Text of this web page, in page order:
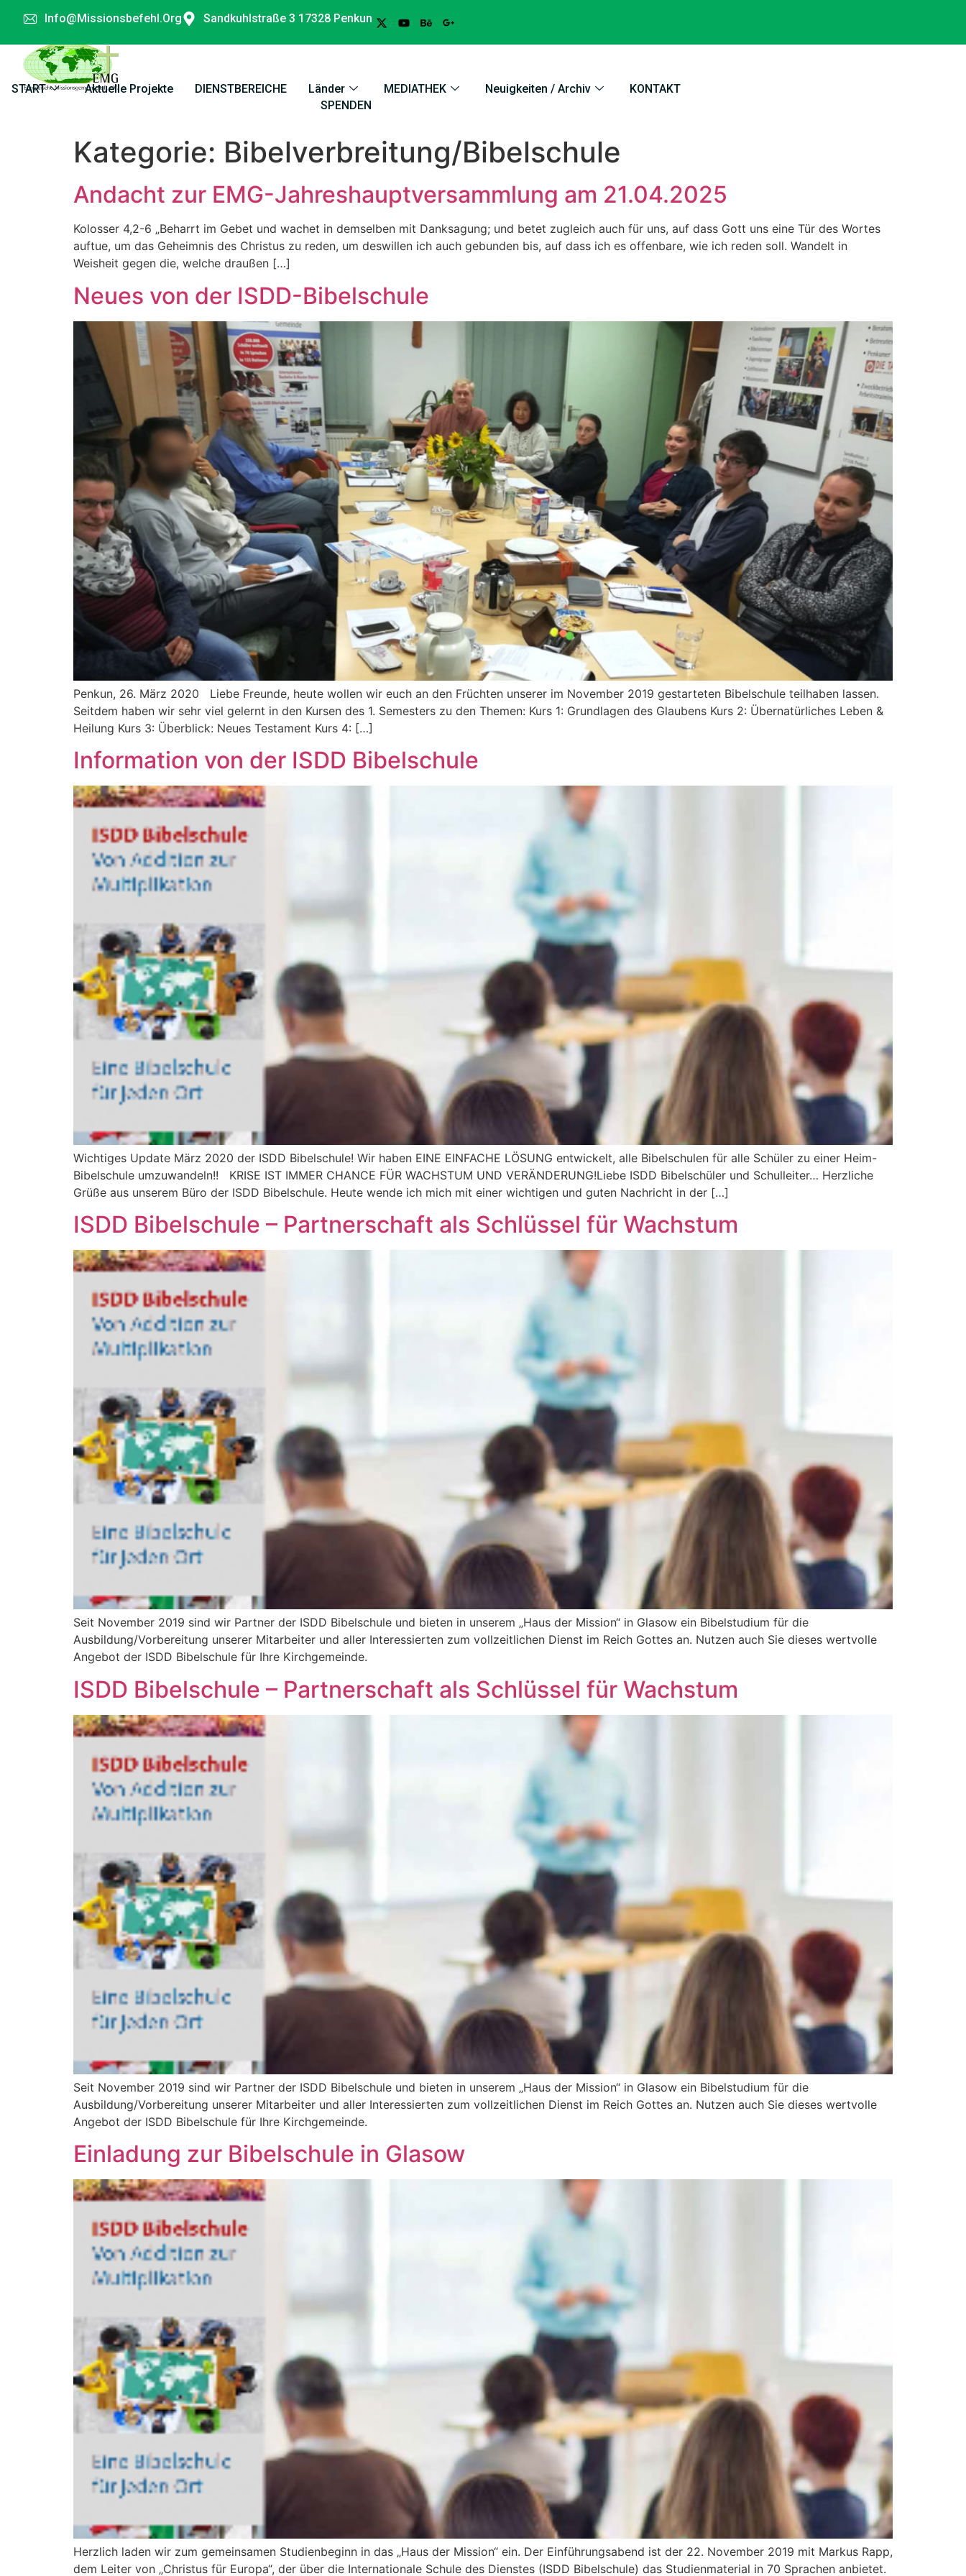
Info@missionsbefehl.org Sandkuhlstraße 3 17328 Penkun
START Aktuelle Projekte DIENSTBEREICHE Länder MEDIATHEK Neuigkeiten / Archiv
KONTAKT
SPENDEN
Kategorie: Bibelverbreitung/Bibelschule
Andacht zur EMG-Jahreshauptversammlung am 21.04.2025
Kolosser 4,2-6 „Beharrt im Gebet und wachet in demselben mit Danksagung; und betet zugleich auch für uns, auf dass Gott uns eine Tür des Wortes
auftue, um das Geheimnis des Christus zu reden, um deswillen ich auch gebunden bis, auf dass ich es offenbare, wie ich reden soll. Wandelt in
Weisheit gegen die, welche draußen […]
Neues von der ISDD-Bibelschule
Penkun, 26. März 2020 Liebe Freunde, heute wollen wir euch an den Früchten unserer im November 2019 gestarteten Bibelschule teilhaben lassen.
Seitdem haben wir sehr viel gelernt in den Kursen des 1. Semesters zu den Themen: Kurs 1: Grundlagen des Glaubens Kurs 2: Übernatürliches Leben &
Heilung Kurs 3: Überblick: Neues Testament Kurs 4: […]
Information von der ISDD Bibelschule
Wichtiges Update März 2020 der ISDD Bibelschule! Wir haben EINE EINFACHE LÖSUNG entwickelt, alle Bibelschulen für alle Schüler zu einer Heim-
Bibelschule umzuwandeln!! KRISE IST IMMER CHANCE FÜR WACHSTUM UND VERÄNDERUNG!Liebe ISDD Bibelschüler und Schulleiter… Herzliche
Grüße aus unserem Büro der ISDD Bibelschule. Heute wende ich mich mit einer wichtigen und guten Nachricht in der […]
ISDD Bibelschule – Partnerschaft als Schlüssel für Wachstum
Seit November 2019 sind wir Partner der ISDD Bibelschule und bieten in unserem „Haus der Mission“ in Glasow ein Bibelstudium für die
Ausbildung/Vorbereitung unserer Mitarbeiter und aller Interessierten zum vollzeitlichen Dienst im Reich Gottes an. Nutzen auch Sie dieses wertvolle
Angebot der ISDD Bibelschule für Ihre Kirchgemeinde.
ISDD Bibelschule – Partnerschaft als Schlüssel für Wachstum
Seit November 2019 sind wir Partner der ISDD Bibelschule und bieten in unserem „Haus der Mission“ in Glasow ein Bibelstudium für die
Ausbildung/Vorbereitung unserer Mitarbeiter und aller Interessierten zum vollzeitlichen Dienst im Reich Gottes an. Nutzen auch Sie dieses wertvolle
Angebot der ISDD Bibelschule für Ihre Kirchgemeinde.
Einladung zur Bibelschule in Glasow
Herzlich laden wir zum gemeinsamen Studienbeginn in das „Haus der Mission“ ein. Der Einführungsabend ist der 22. November 2019 mit Markus Rapp,
dem Leiter von „Christus für Europa“, der über die Internationale Schule des Dienstes (ISDD Bibelschule) das Studienmaterial in 70 Sprachen anbietet.